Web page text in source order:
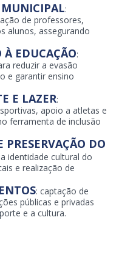
MUNICIPAL:
de professores,
alunos, assegurando
À EDUCAÇÃO:
reduzir a evasão
e garantir ensino
E LAZER:
apoio a atletas e
ferramenta de inclusão
DO
identidade cultural do
e realização de
: captação de
públicas e privadas
e a cultura.